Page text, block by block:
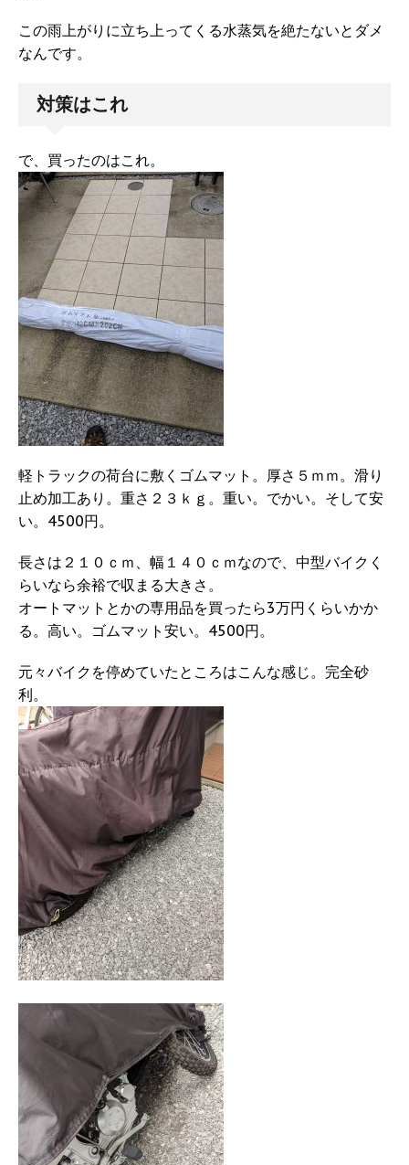
この雨上がりに立ち上ってくる水蒸気を絶たないとダメ
なんです。
対策はこれ
で、買ったのはこれ。
軽トラックの荷台に敷くゴムマット。厚さ５ｍｍ。滑り
止め加工あり。重さ２３ｋｇ。重い。でかい。そして安
い。4500円。
長さは２１０ｃｍ、幅１４０ｃｍなので、中型バイクく
らいなら余裕で収まる大きさ。
オートマットとかの専用品を買ったら3万円くらいかか
る。高い。ゴムマット安い。4500円。
元々バイクを停めていたところはこんな感じ。完全砂
利。